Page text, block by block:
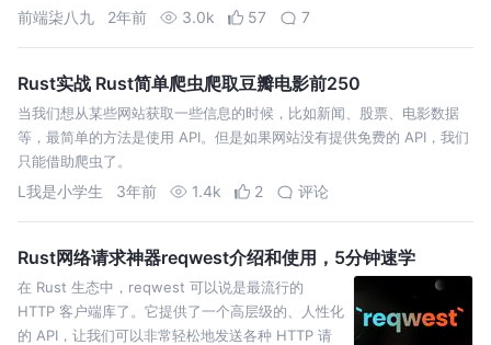
前端柒八九 2年前 3.0k 57 7
Rust实战 Rust简单爬虫爬取豆瓣电影前250
当我们想从某些网站获取一些信息的时候，比如新闻、股票、电影数据
等，最简单的方法是使用 API。但是如果网站没有提供免费的 API，我们
只能借助爬虫了。
L我是小学生 3年前 1.4k 2 评论
Rust网络请求神器reqwest介绍和使用，5分钟速学
在 Rust 生态中，reqwest 可以说是最流行的
HTTP 客户端库了。它提供了一个高层级的、人性化
的 API，让我们可以非常轻松地发送各种 HTTP 请